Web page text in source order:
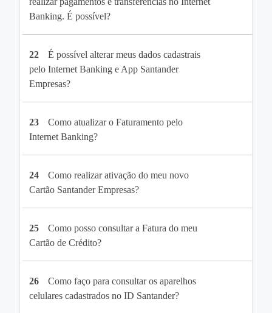
Banking. É possível?
22
É possível alterar meus dados cadastrais
pelo Internet Banking e App Santander
Empresas?
23
Como atualizar o Faturamento pelo
Internet Banking?
24
Como realizar ativação do meu novo
Cartão Santander Empresas?
25
Como posso consultar a Fatura do meu
Cartão de Crédito?
26
Como faço para consultar os aparelhos
celulares cadastrados no ID Santander?